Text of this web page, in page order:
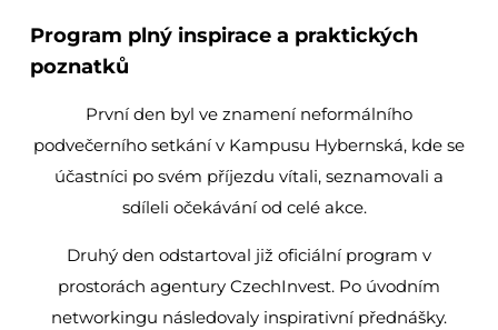
Program plný inspiracea praktických
poznatků
První den byl ve znamení neformálního
podvečerního setkánív Kampusu Hybernská, kde se
účastníci po svém příjezdu vítali, seznamovali a
sdíleli očekávání od celé akce.
Druhý den odstartoval již oficiálníprogram v
prostorách agentury CzechInvest. Po úvodním
networkingu následovaly inspirativní přednášky.